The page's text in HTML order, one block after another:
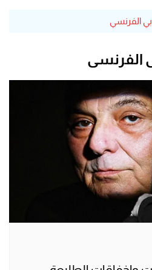
الفرنسي
الفرنسي